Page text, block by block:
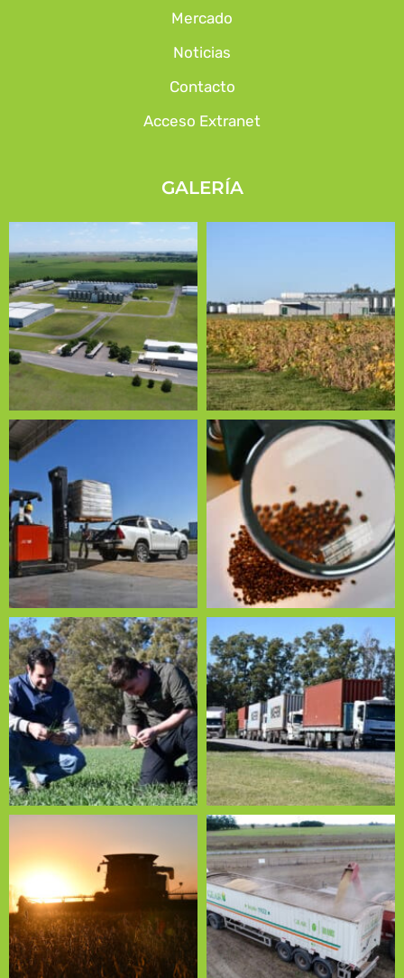
Mercado
Noticias
Contacto
Acceso Extranet
GALERÍA